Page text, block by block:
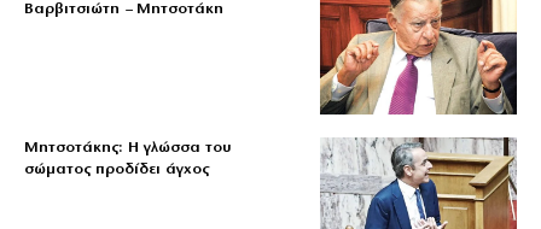
Βαρβιτσιώτη – Μητσοτάκη
Μητσοτάκης: Η γλώσσα του
σώματος προδίδει άγχος